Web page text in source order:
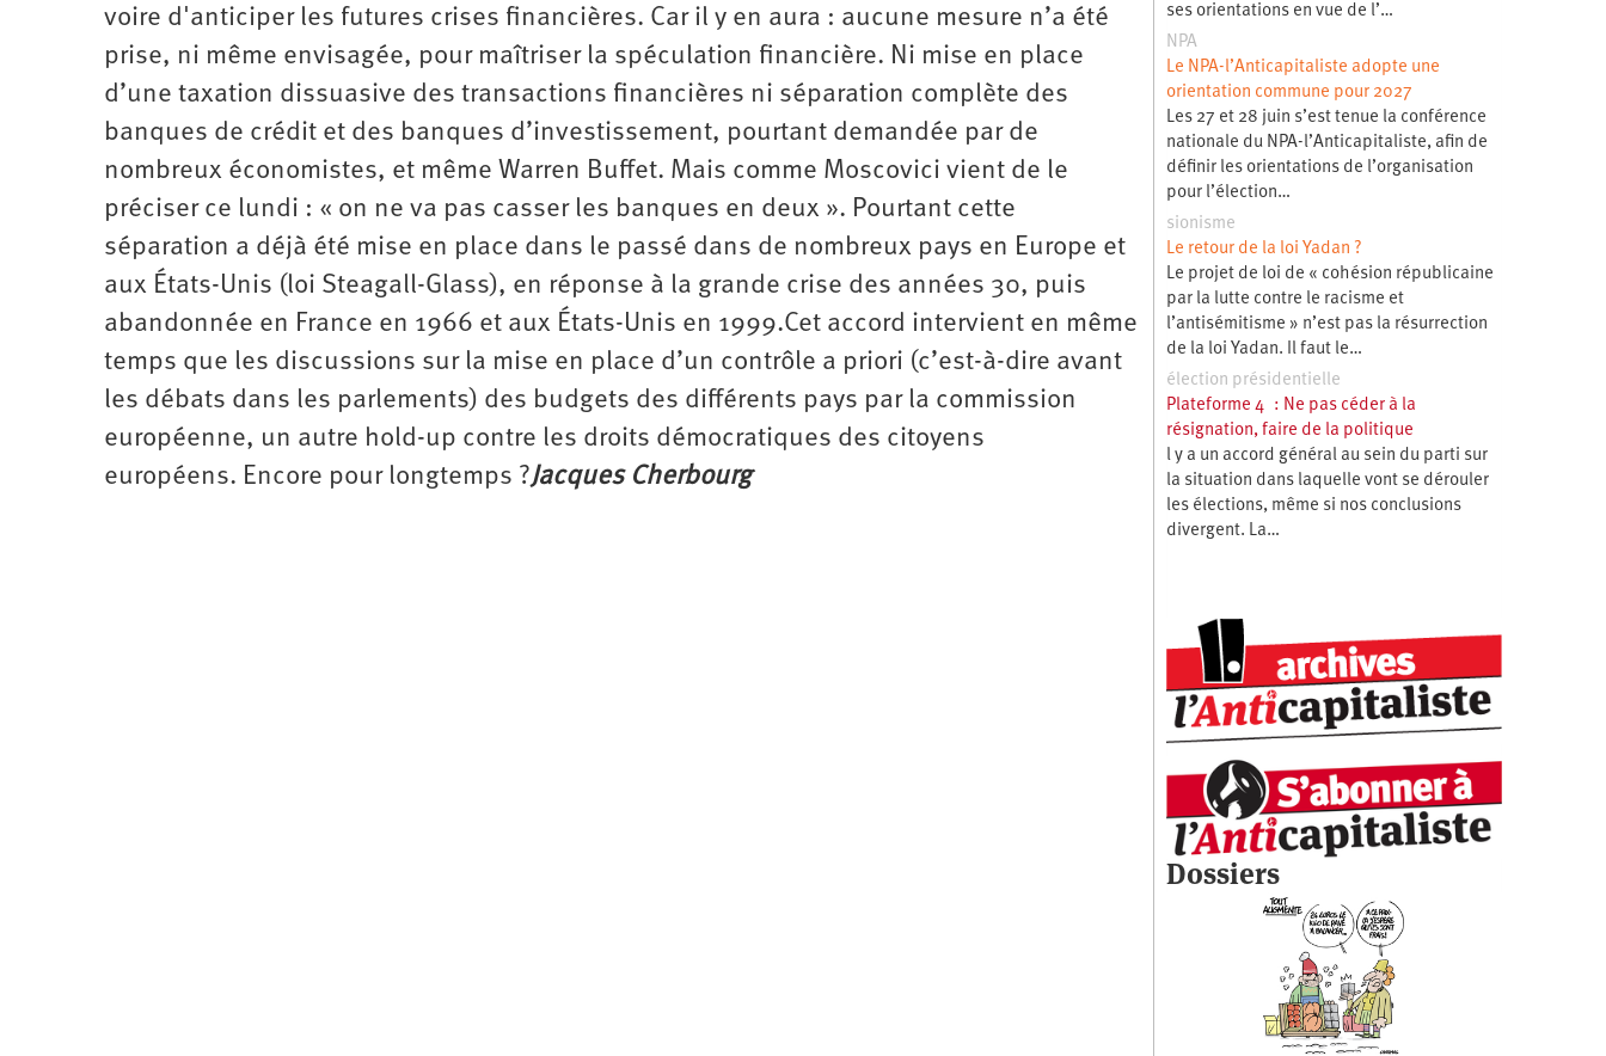
voire d'anticiper les futures crises financières. Car il y en aura : aucune mesure n’a été
prise, ni même envisagée, pour maîtriser la spéculation financière. Ni mise en place
d’une taxation dissuasive des transactions financières ni séparation complète des
banques de crédit et des banques d’investissement, pourtant demandée par de
nombreux économistes, et même Warren Buffet. Mais comme Moscovici vient de le
préciser ce lundi : « on ne va pas casser les banques en deux ». Pourtant cette
séparation a déjà été mise en place dans le passé dans de nombreux pays en Europe et
aux États-Unis (loi Steagall-Glass), en réponse à la grande crise des années 30, puis
abandonnée en France en 1966 et aux États-Unis en 1999.Cet accord intervient en même
temps que les discussions sur la mise en place d’un contrôle a priori (c’est-à-dire avant
les débats dans les parlements) des budgets des différents pays par la commission
européenne, un autre hold-up contre les droits démocratiques des citoyens
européens. Encore pour longtemps ?Jacques Cherbourg
ses orientations en vue de l’…
NPA
Le NPA-l’Anticapitaliste adopte une
orientation commune pour 2027
Les 27 et 28 juin s’est tenue la conférence
nationale du NPA-l’Anticapitaliste, afin de
définir les orientations de l’organisation
pour l’élection…
sionisme
Le retour de la loi Yadan ?
Le projet de loi de « cohésion républicaine
par la lutte contre le racisme et
l’antisémitisme » n’est pas la résurrection
de la loi Yadan. Il faut le…
élection présidentielle
Plateforme 4 : Ne pas céder à la
résignation, faire de la politique
l y a un accord général au sein du parti sur
la situation dans laquelle vont se dérouler
les élections, même si nos conclusions
divergent. La…
Dossiers